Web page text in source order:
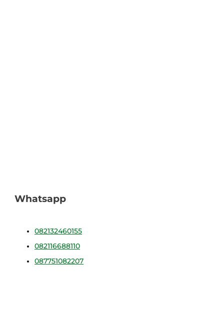
Whatsapp
082132460155
082116688110
087751082207